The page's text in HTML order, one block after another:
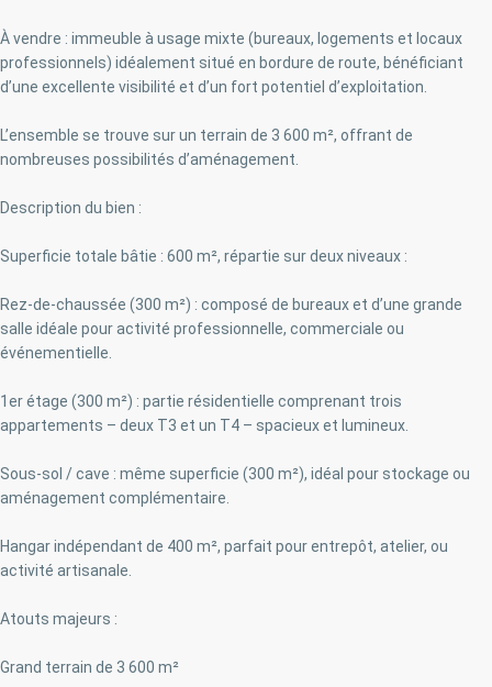
À vendre : immeuble à usage mixte (bureaux, logements et locaux
professionnels) idéalement situé en bordure de route, bénéficiant
d’une excellente visibilité et d’un fort potentiel d’exploitation.
L’ensemble se trouve sur un terrain de 3 600 m², offrant de
nombreuses possibilités d’aménagement.
Description du bien :
Superficie totale bâtie : 600 m², répartie sur deux niveaux :
Rez-de-chaussée (300 m²) : composé de bureaux et d’une grande
salle idéale pour activité professionnelle, commerciale ou
événementielle.
1er étage (300 m²) : partie résidentielle comprenant trois
appartements – deux T3 et un T4 – spacieux et lumineux.
Sous-sol / cave : même superficie (300 m²), idéal pour stockage ou
aménagement complémentaire.
Hangar indépendant de 400 m², parfait pour entrepôt, atelier, ou
activité artisanale.
Atouts majeurs :
Grand terrain de 3 600 m²